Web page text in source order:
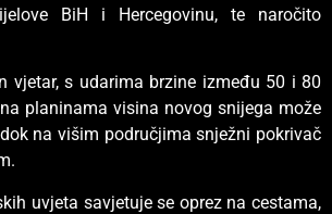
BiH i Hercegovinu, te naročito
vjetar, s udarima brzine između 50 i 80
planinama visina novog snijega može
na višim područjima snježni pokrivač
uvjeta savjetuje se oprez na cestama,